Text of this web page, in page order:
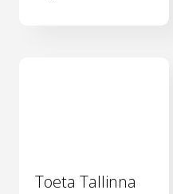
Toeta Tallinna